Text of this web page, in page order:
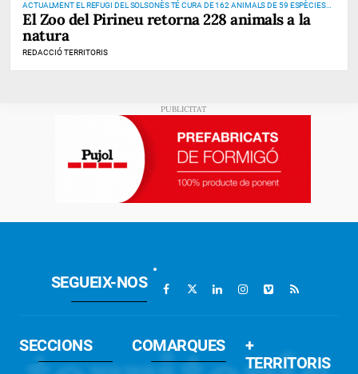
ACTUALMENT EL REFUGI DEL SOLSONÈS TÉ CURA DE 162 ANIMALS DE 59 ESPÈCIES
DIFERENTS
El Zoo del Pirineu retorna 228 animals a la
natura
REDACCIÓ TERRITORIS
SEGUEIX-NOS
SECCIONS COMARQUES
+
TERRITORIS